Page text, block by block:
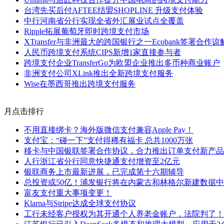
台湾先买后付AFTEE结盟SHOPLINE 升级支付体验
中行河南省分行实现全省外汇展业试点全覆盖
Ripple拓展葡萄牙即时跨境支付市场
XTransfer与非洲最大的跨国银行之一Ecobank签署合作谅
人民币跨境支付系统CIPS新增1家直接参与者
跨境支付企业TransferGo为欧盟企业推出多币种商业账户
非洲支付公司XLink推出全新跨境支付服务
Wise在墨西哥推出跨境支付服务
月点击排行
不用直接绑卡？海外版微信支付兼容Apple Pay！
支付宝：“碰一下”支付得稀有福卡 总共1000万张
移卡与中国银联签署合作协议，合力推出订单支付新产品
人行浙江省分行同意快捷通支付增资至2亿元
银联商务上市最新进展，已完成第十六期辅导
总投资或50亿！浦发银行将在内蒙古和林格尔新建数据
富友支付重大事项变更！
Klarna与Stripe达成全球支付协议
工行未经客户授权为其开通个人养老金账户，法院判了！